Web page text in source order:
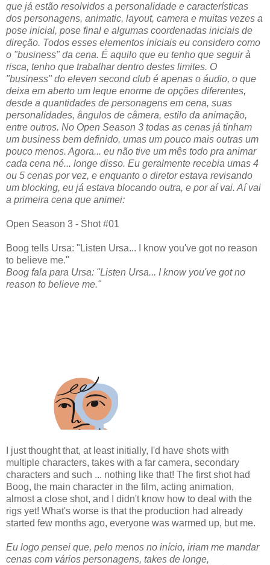
que já estão resolvidos a personalidade e características
dos personagens, animatic, layout, camera e muitas vezes a
pose inicial, pose final e algumas coordenadas iniciais de
direção. Todos esses elementos iniciais eu considero como
o "business" da cena. É aquilo que eu tenho que seguir à
risca, tenho que trabalhar dentro destes limites. O
"business" do eleven second club é apenas o áudio, o que
deixa em aberto um leque enorme de opções diferentes,
desde a quantidades de personagens em cena, suas
personalidades, ângulos de câmera, estilo da animação,
entre outros. No Open Season 3 todas as cenas já tinham
um business bem definido, umas um pouco mais outras um
pouco menos. Agora... eu não tive um mês todo pra animar
cada cena né... longe disso. Eu geralmente recebia umas 4
ou 5 cenas por vez, e enquanto o diretor estava revisando
um blocking, eu já estava blocando outra, e por aí vai. Aí vai
a primeira cena que animei:
Open Season 3 - Shot #01
Boog tells Ursa: "Listen Ursa... I know you've got no reason
to believe me."
Boog fala para Ursa: "Listen Ursa... I know you've got no
reason to believe me."
I just thought that, at least initially, I'd have shots with
multiple characters, takes with a far camera, secondary
characters and such ... nothing like that! The first shot had
Boog, the main character in the film, acting animation,
almost a close shot, and I didn't know how to deal with the
rigs yet! What's worse is that the production had already
started few months ago, everyone was warmed up, but me.
Eu logo pensei que, pelo menos no início, iriam me mandar
cenas com vários personagens, takes de longe,